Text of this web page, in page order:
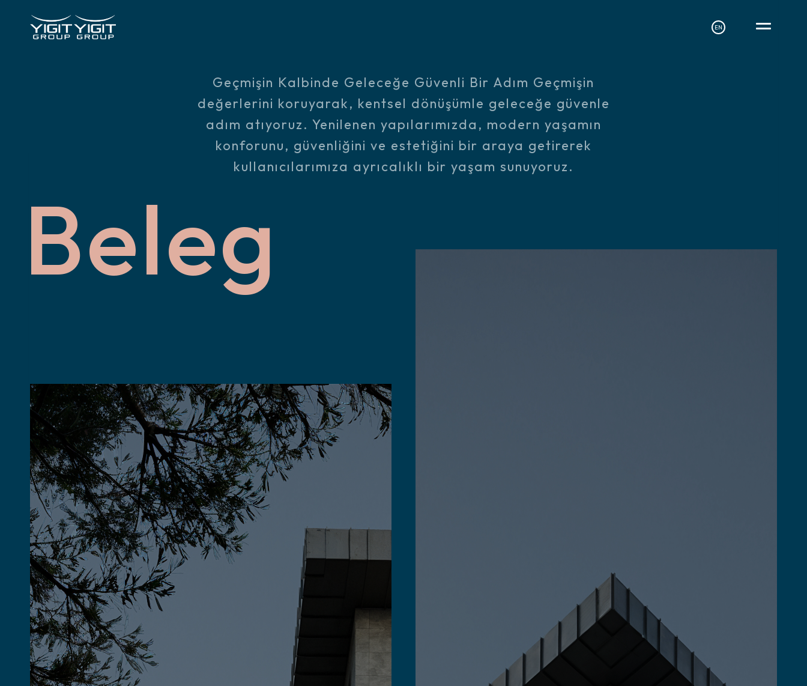
EN
Geçmişin Kalbinde Geleceğe Güvenli Bir Adım Geçmişin
değerlerini koruyarak, kentsel dönüşümle geleceğe güvenle
adım atıyoruz. Yenilenen yapılarımızda, modern yaşamın
konforunu, güvenliğini ve estetiğini bir araya getirerek
kullanıcılarımıza ayrıcalıklı bir yaşam sunuyoruz.
Beleg